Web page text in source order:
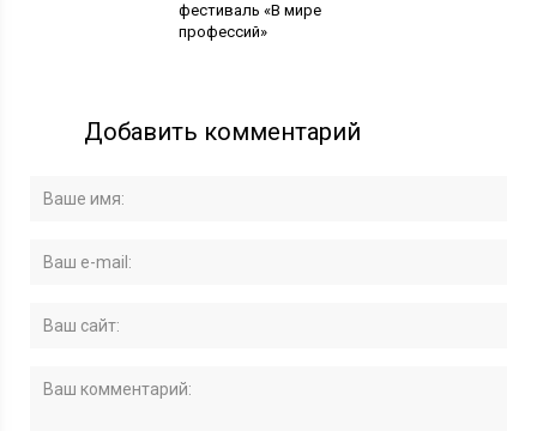
фестиваль «В мире
профессий»
Добавить комментарий